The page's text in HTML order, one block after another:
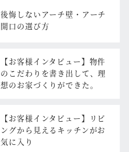
後悔しないアーチ壁・アーチ
開口の選び方
【お客様インタビュー】物件
のこだわりを書き出して、理
想のお家づくりができた。
【お客様インタビュー】リビ
ングから見えるキッチンがお
気に入り